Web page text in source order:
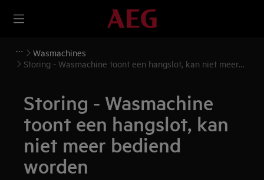
Wasmachines
Storing - Wasmachine toont een hangslot, kan niet meer
Storing - Wasmachine
toont een hangslot, kan
niet meer bediend
worden